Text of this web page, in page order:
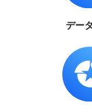
デー